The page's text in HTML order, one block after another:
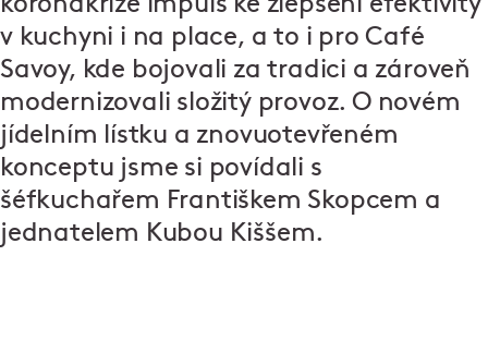
koronakrize impuls ke zlepšení efektivity
v kuchyni i na place, a to i pro Café
Savoy, kde bojovali za tradici a zároveň
modernizovali složitý provoz. O novém
jídelním lístku a znovuotevřeném
konceptu jsme si povídali s
šéfkuchařem Františkem Skopcem a
jednatelem Kubou Kiššem.